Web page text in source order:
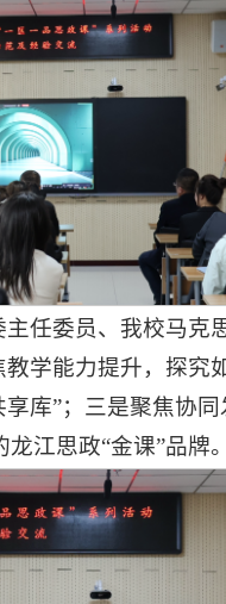
任委员、我校马克
学能力提升，探究
库”；三是聚焦协
江思政“金课”品牌。